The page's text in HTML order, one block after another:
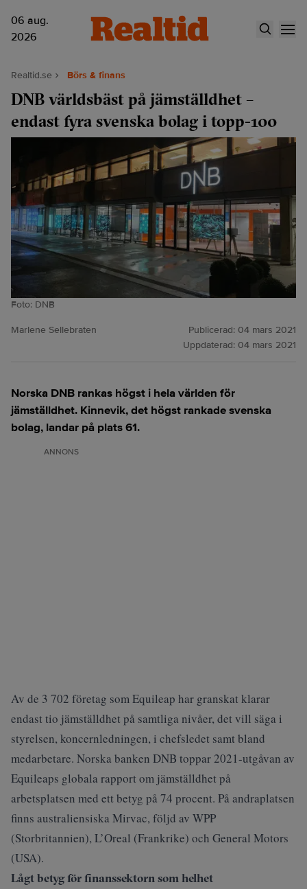
06 aug.
2026
Realtid.se Börs & finans
DNB världsbäst på jämställdhet –
endast fyra svenska bolag i topp-100
Foto: DNB
Marlene Sellebraten Publicerad: 04 mars 2021
Uppdaterad: 04 mars 2021
Norska DNB rankas högst i hela världen för
jämställdhet. Kinnevik, det högst rankade svenska
bolag, landar på plats 61.
ANNONS
Av de 3 702 företag som Equileap har granskat klarar
endast tio jämställdhet på samtliga nivåer, det vill säga i
styrelsen, koncernledningen, i chefsledet samt bland
medarbetare. Norska banken DNB toppar 2021-utgåvan av
Equileaps globala rapport om jämställdhet på
arbetsplatsen med ett betyg på 74 procent. På andraplatsen
finns australiensiska Mirvac, följd av WPP
(Storbritannien), L’Oreal (Frankrike) och General Motors
(USA).
Lågt betyg för finanssektorn som helhet